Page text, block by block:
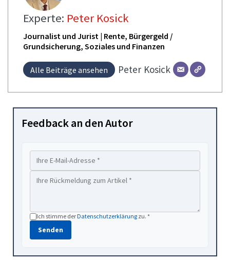
Experte: Peter Kosick
Journalist und Jurist | Rente, Bürgergeld /
Grundsicherung, Soziales und Finanzen
Alle Beiträge ansehen Peter Kosick
Feedback an den Autor
Ich stimme derDatenschutzerklärung zu. *
Senden